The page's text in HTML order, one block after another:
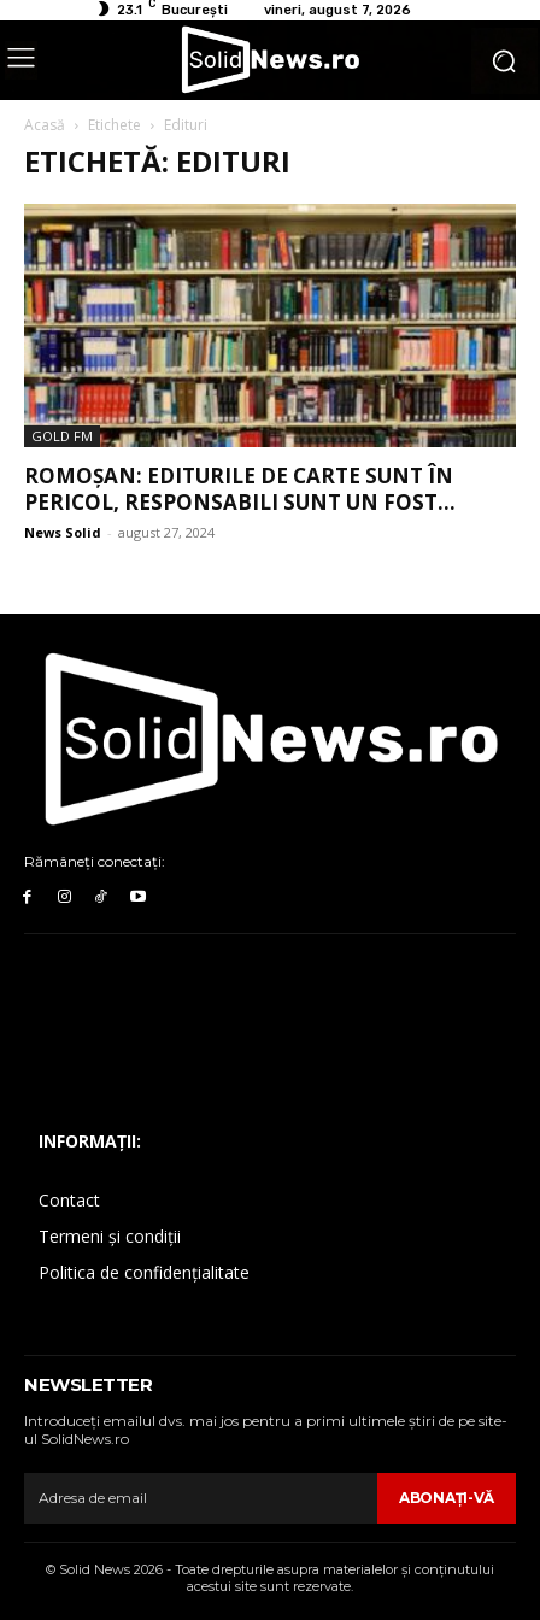
23.1 C București vineri, august 7, 2026
Acasă Etichete Edituri
ETICHETĂ: EDITURI
GOLD FM
ROMOȘAN: EDITURILE DE CARTE SUNT ÎN
PERICOL, RESPONSABILI SUNT UN FOST...
News Solid - august 27, 2024
Rămâneți conectați:
INFORMAȚII:
Contact
Termeni și condiții
Politica de confidențialitate
NEWSLETTER
Introduceţi emailul dvs. mai jos pentru a primi ultimele ştiri de pe site-
ul SolidNews.ro
ABONAŢI-VĂ
© Solid News 2026 - Toate drepturile asupra materialelor şi conţinutului
acestui site sunt rezervate.